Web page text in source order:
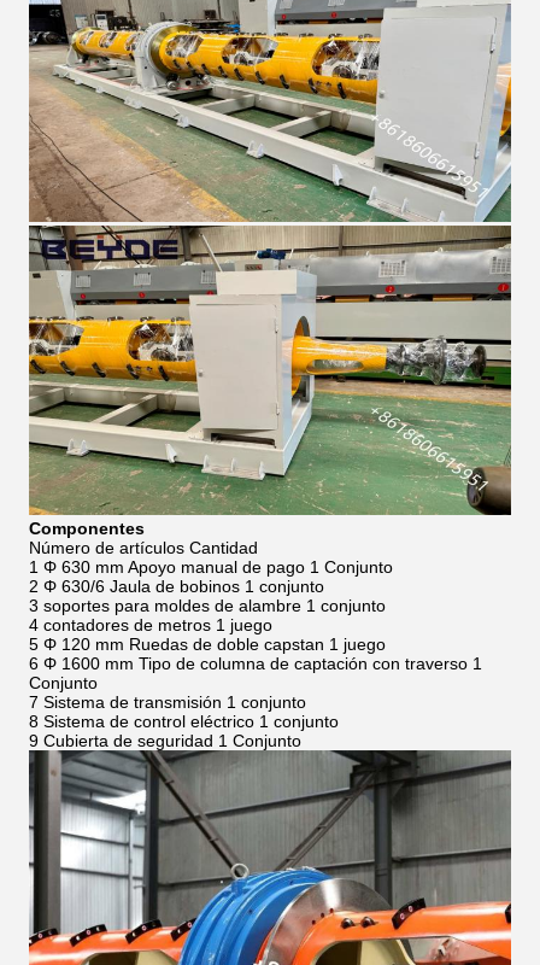
Componentes
Número de artículos Cantidad
1 Φ 630 mm Apoyo manual de pago 1 Conjunto
2 Φ 630/6 Jaula de bobinos 1 conjunto
3 soportes para moldes de alambre 1 conjunto
4 contadores de metros 1 juego
5 Φ 120 mm Ruedas de doble capstan 1 juego
6 Φ 1600 mm Tipo de columna de captación con traverso 1
Conjunto
7 Sistema de transmisión 1 conjunto
8 Sistema de control eléctrico 1 conjunto
9 Cubierta de seguridad 1 Conjunto